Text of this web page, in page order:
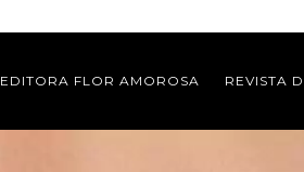
EDITORA FLOR AMOROSA REVISTA